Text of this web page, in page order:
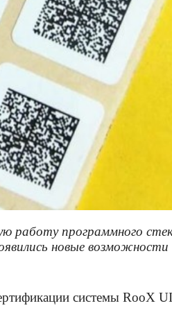
работу программного
новые возможности
системы RooX